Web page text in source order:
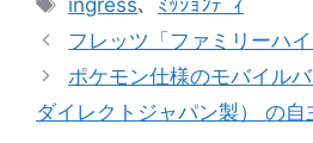
リ
ー
グ
ingress、 ﾐｯｼｮﾝﾃﾞｨ
フレッツ「ファミリーハ
ポケモン仕様のモバイル
ダイレクトジャパン製） の自